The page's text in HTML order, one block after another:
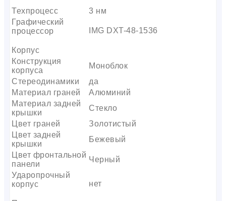
Техпроцесс
3 нм
Графический
процессор
IMG DXT-48-1536
Корпус
Конструкция
корпуса
Моноблок
Стереодинамики
да
Материал граней
Алюминий
Материал задней
крышки
Стекло
Цвет граней
Золотистый
Цвет задней
крышки
Бежевый
Цвет фронтальной
панели
Черный
Ударопрочный
корпус
нет